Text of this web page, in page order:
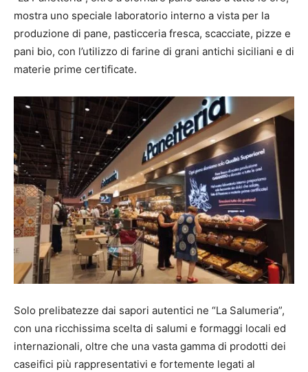
mostra uno speciale laboratorio interno a vista per la
produzione di pane, pasticceria fresca, scacciate, pizze e
pani bio, con l’utilizzo di farine di grani antichi siciliani e di
materie prime certificate.
Solo prelibatezze dai sapori autentici ne “La Salumeria”,
con una ricchissima scelta di salumi e formaggi locali ed
internazionali, oltre che una vasta gamma di prodotti dei
caseifici più rappresentativi e fortemente legati al